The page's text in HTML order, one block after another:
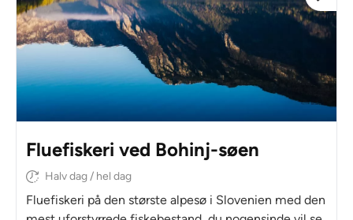
Fluefiskeri ved Bohinj-søen
Halv dag / hel dag
Fluefiskeri på den største alpesø i Slovenien med den